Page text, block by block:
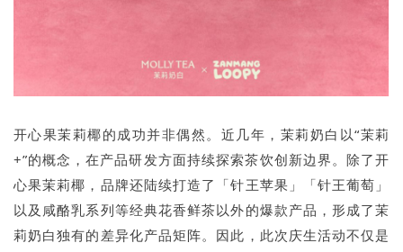
开心果茉莉椰的成功并非偶然。近几年，茉莉奶白以“茉莉
+”的概念，在产品研发方面持续探索茶饮创新边界。除了开
心果茉莉椰，品牌还陆续打造了「针王苹果」「针王葡萄」
以及咸酪乳系列等经典花香鲜茶以外的爆款产品，形成了茉
莉奶白独有的差异化产品矩阵。因此，此次庆生活动不仅是